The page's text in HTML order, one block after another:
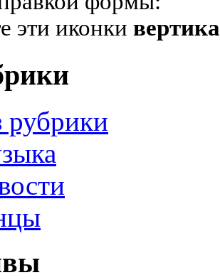
эти иконки
рубрики